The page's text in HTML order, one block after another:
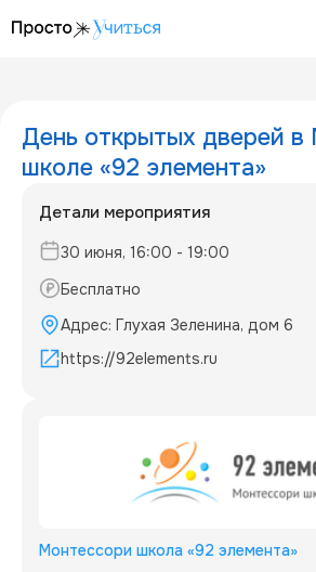
День открытых дверей в
школе «92 элемента»
Детали мероприятия
30 июня, 16:00 - 19:00
Бесплатно
Адрес: Глухая Зеленина, дом 6
https://92elements.ru
Монтессори школа «92 элемента»